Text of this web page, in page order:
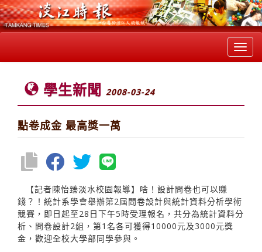
學生新聞 2008-03-24
點卷成金 最高獎一萬
【記者陳怡臻淡水校園報導】啥！設計問卷也可以賺
錢？！統計系學會舉辦第2屆問卷設計與統計資料分析學術
競賽，即日起至28日下午5時受理報名，共分為統計資料分
析、問卷設計2組，第1名各可獲得10000元及3000元獎
金，歡迎全校大學部同學參與。